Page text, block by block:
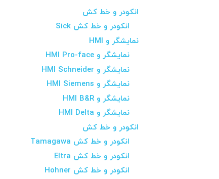
انکودر و خط کش
انکودر و خط کش Sick
نمایشگر و HMI
نمایشگر و HMI Pro-face
نمایشگر و HMI Schneider
نمایشگر و HMI Siemens
نمایشگر و HMI B&R
نمایشگر و HMI Delta
انکودر و خط کش
انکودر و خط کش Tamagawa
انکودر و خط کش Eltra
انکودر و خط کش Hohner